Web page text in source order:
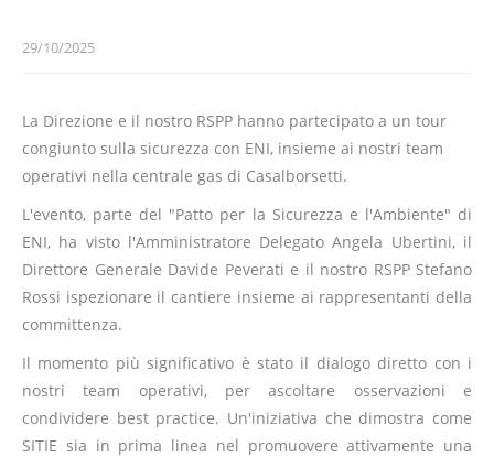
29/10/2025
La Direzione e il nostro RSPP hanno partecipato a un tour
congiunto sulla sicurezza con ENI, insieme ai nostri team
operativi nella centrale gas di Casalborsetti.
L'evento, parte del "Patto per la Sicurezza e l'Ambiente" di
ENI, ha visto l'Amministratore Delegato Angela Ubertini, il
Direttore Generale Davide Peverati e il nostro RSPP Stefano
Rossi ispezionare il cantiere insieme ai rappresentanti della
committenza.
Il momento più significativo è stato il dialogo diretto con i
nostri team operativi, per ascoltare osservazioni e
condividere best practice. Un'iniziativa che dimostra come
SITIE sia in prima linea nel promuovere attivamente una